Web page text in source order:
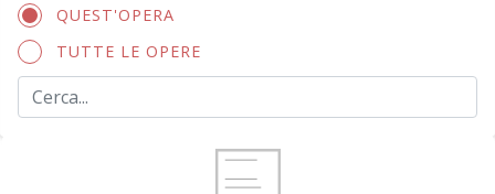
QUEST'OPERA
TUTTE LE OPERE